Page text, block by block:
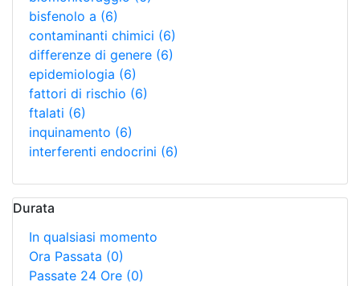
bisfenolo a (6)
contaminanti chimici (6)
differenze di genere (6)
epidemiologia (6)
fattori di rischio (6)
ftalati (6)
inquinamento (6)
interferenti endocrini (6)
Durata
In qualsiasi momento
Ora Passata (0)
Passate 24 Ore (0)